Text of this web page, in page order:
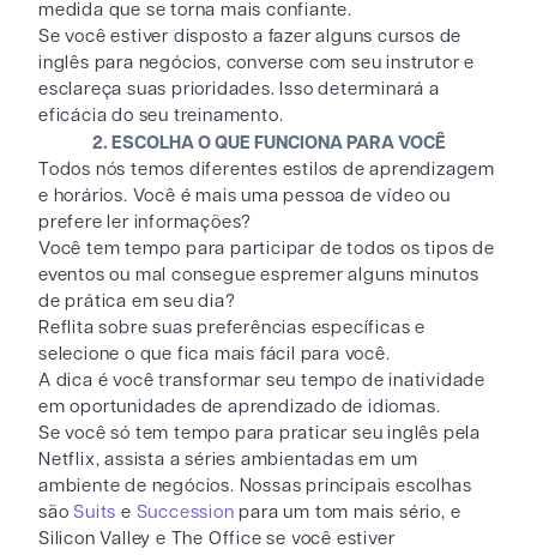
medida que se torna mais confiante.
Se você estiver disposto a fazer alguns cursos de
inglês para negócios, converse com seu instrutor e
esclareça suas prioridades. Isso determinará a
eficácia do seu treinamento.
2. ESCOLHA O QUE FUNCIONA PARA VOCÊ
Todos nós temos diferentes estilos de aprendizagem
e horários. Você é mais uma pessoa de vídeo ou
prefere ler informações?
Você tem tempo para participar de todos os tipos de
eventos ou mal consegue espremer alguns minutos
de prática em seu dia?
Reflita sobre suas preferências específicas e
selecione o que fica mais fácil para você.
A dica é você transformar seu tempo de inatividade
em oportunidades de aprendizado de idiomas.
Se você só tem tempo para praticar seu inglês pela
Netflix, assista a séries ambientadas em um
ambiente de negócios. Nossas principais escolhas
sãoSuits e Succession para um tom mais sério, e
Silicon Valley e The Office se você estiver